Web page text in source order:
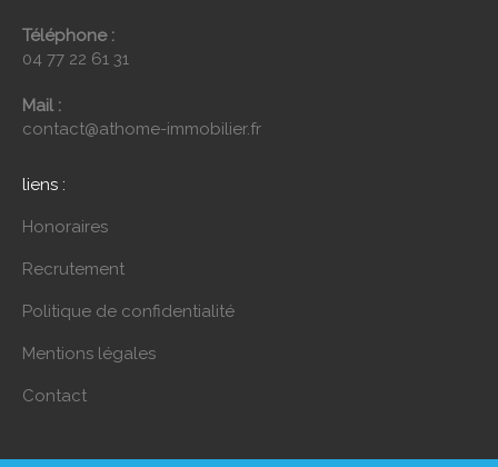
Téléphone :
04 77 22 61 31
Mail :
contact@athome-immobilier.fr
liens :
Honoraires
Recrutement
Politique de confidentialité
Mentions légales
Contact